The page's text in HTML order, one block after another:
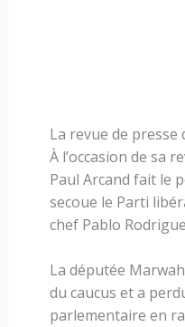
La revue de presse
À l’occasion de sa
Paul Arcand fait le
secoue le Parti
chef Pablo
La députée
du caucus et a
parlementaire en